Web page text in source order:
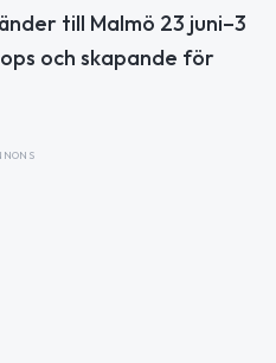
till Malmö 23 juni–3
och skapande för